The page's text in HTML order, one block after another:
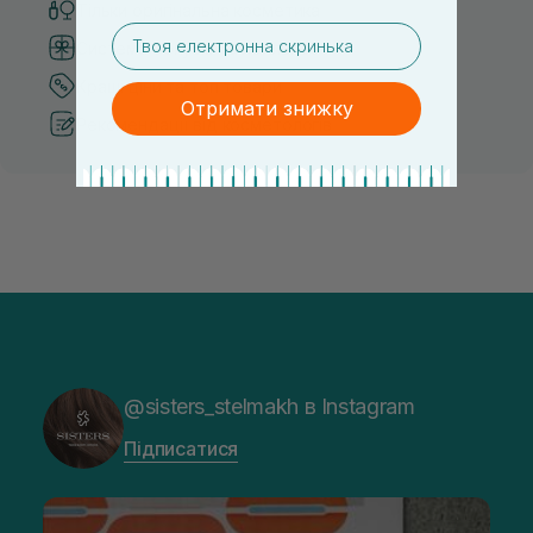
Система бонусів та лояльності
Кращі ціни та топ товари
Рекомендації від косметологів
@sisters_stelmakh в Instagram
Підписатися
email
Отримати знижку